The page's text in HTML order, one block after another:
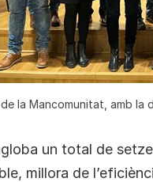
la Mancomunitat, amb la
un total de
millora de